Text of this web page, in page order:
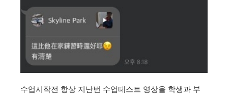
수업시작전 항상 지난번 수업테스트 영상을 학생과 부